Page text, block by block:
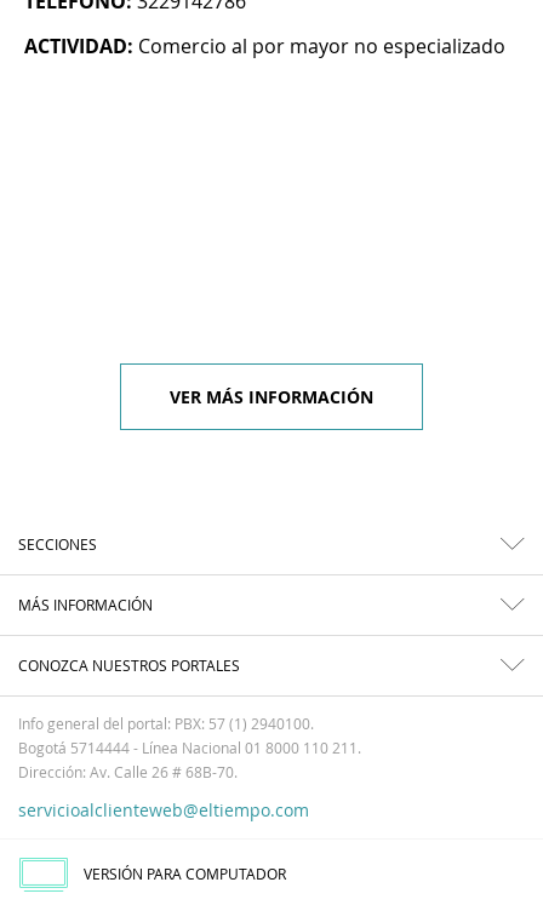
ACTIVIDAD: Comercio al por mayor no especializado
VER MÁS INFORMACIÓN
SECCIONES
MÁS INFORMACIÓN
CONOZCA NUESTROS PORTALES
Info general del portal: PBX: 57 (1) 2940100.
Bogotá 5714444 - Línea Nacional 01 8000 110 211.
Dirección: Av. Calle 26 # 68B-70.
servicioalclienteweb@eltiempo.com
VERSIÓN PARA COMPUTADOR